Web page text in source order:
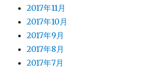
2017年11月
2017年10月
2017年9月
2017年8月
2017年7月